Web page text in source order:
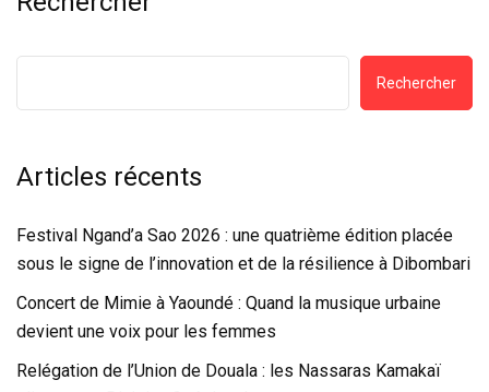
Rechercher
Articles récents
Festival Ngand’a Sao 2026 : une quatrième édition placée
sous le signe de l’innovation et de la résilience à Dibombari
Concert de Mimie à Yaoundé : Quand la musique urbaine
devient une voix pour les femmes
Relégation de l’Union de Douala : les Nassaras Kamakaï